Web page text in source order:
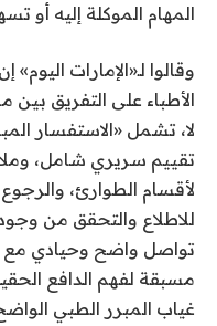
المهام الموكلة إليه أو
وقالوا لـ«الإمارات
الأطباء على التفريق
لا، تشمل «الاستفسار
تقييم سريري شامل،
لأقسام الطوارئ،
للاطلاع والتحقق من
تواصل واضح وحيادي مع
مسبقة لفهم الدافع
غياب المبرر الطبي